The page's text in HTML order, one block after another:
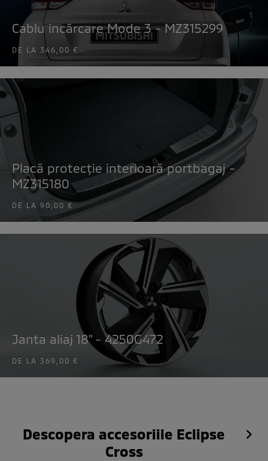
Cablu incărcare Mode 3 - MZ315299
DE LA 346,00 €
Placă protecție interioară portbagaj -
MZ315180
DE LA 90,00 €
Janta aliaj 18" - 4250G472
DE LA 369,00 €
Descopera accesoriile Eclipse
Cross